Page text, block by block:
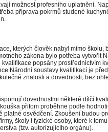
možnost profesního uplatnění.
příprava pokrmů studené
kterých člověk nabyl mimo školu,
zákona bylo potřeba vytvořit
popsány prostřednictvím
Národní soustavy kvalifikací je
znalosti a dovednosti, bez
dovednostmi některé dílčí
přitom proběhne podle
platné osvědčení. Zkoušení budou
školy i fyzické osoby, které k
(tzv. autorizujícího orgánu).